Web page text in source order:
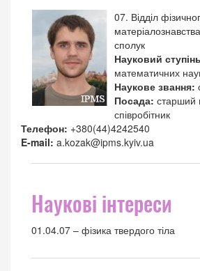
07. Відділ
сполук
Науковий
математичних
Наукове звання:
Посада:старший
співробітник
Телефон: +380(44)4242540
E-mail: a.kozak@ipms.kyiv.ua
Наукові інтереси
01.04.07 – фізика твердого тіла